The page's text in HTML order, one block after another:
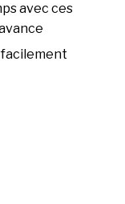
avec ces